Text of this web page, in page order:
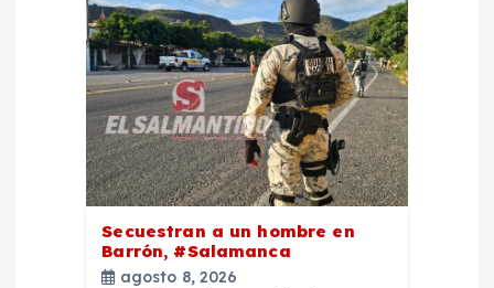
Secuestran a un hombre en
Barrón, #Salamanca
agosto 8, 2026